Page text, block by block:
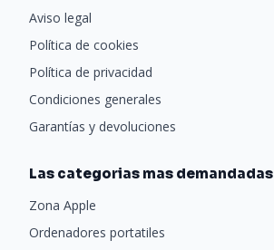
Aviso legal
Política de cookies
Política de privacidad
Condiciones generales
Garantías y devoluciones
Las categorias mas demandadas
Zona Apple
Ordenadores portatiles